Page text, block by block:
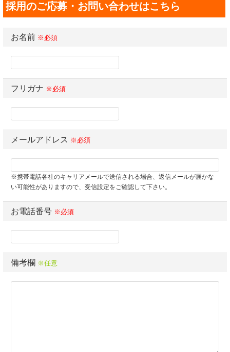
採用のご応募・お問い合わせはこちら
お名前 ※必須
フリガナ ※必須
メールアドレス ※必須
※携帯電話各社のキャリアメールで送信される場合、返信メールが届かな
い可能性がありますので、受信設定をご確認して下さい。
お電話番号 ※必須
備考欄 ※任意